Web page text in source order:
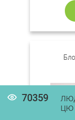
70359
цю